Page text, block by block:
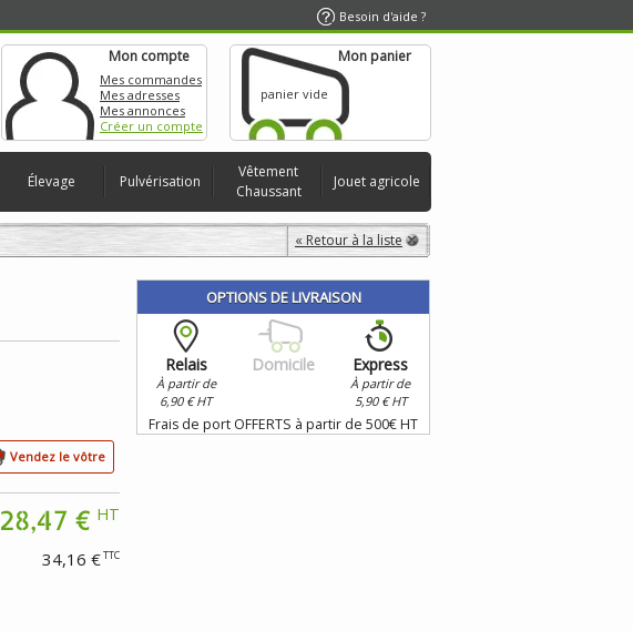
Besoin d'aide ?
Mon compte
Mes commandes
Mes adresses
Mes annonces
Créer un compte
Mon panier
panier vide
Élevage Pulvérisation
Vêtement
Chaussant
Jouet agricole
« Retour à la liste
Vendez le vôtre
28,47 € HT
34,16 €TTC
OPTIONS DE LIVRAISON
Relais
À partir de
6,90 € HT
Domicile Express
À partir de
5,90 € HT
Frais de port OFFERTS à partir de 500€ HT